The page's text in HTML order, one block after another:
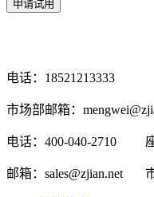
电话：18521213333
市场部邮箱：
电话：400-040-2710
邮箱：sales@zjian.net